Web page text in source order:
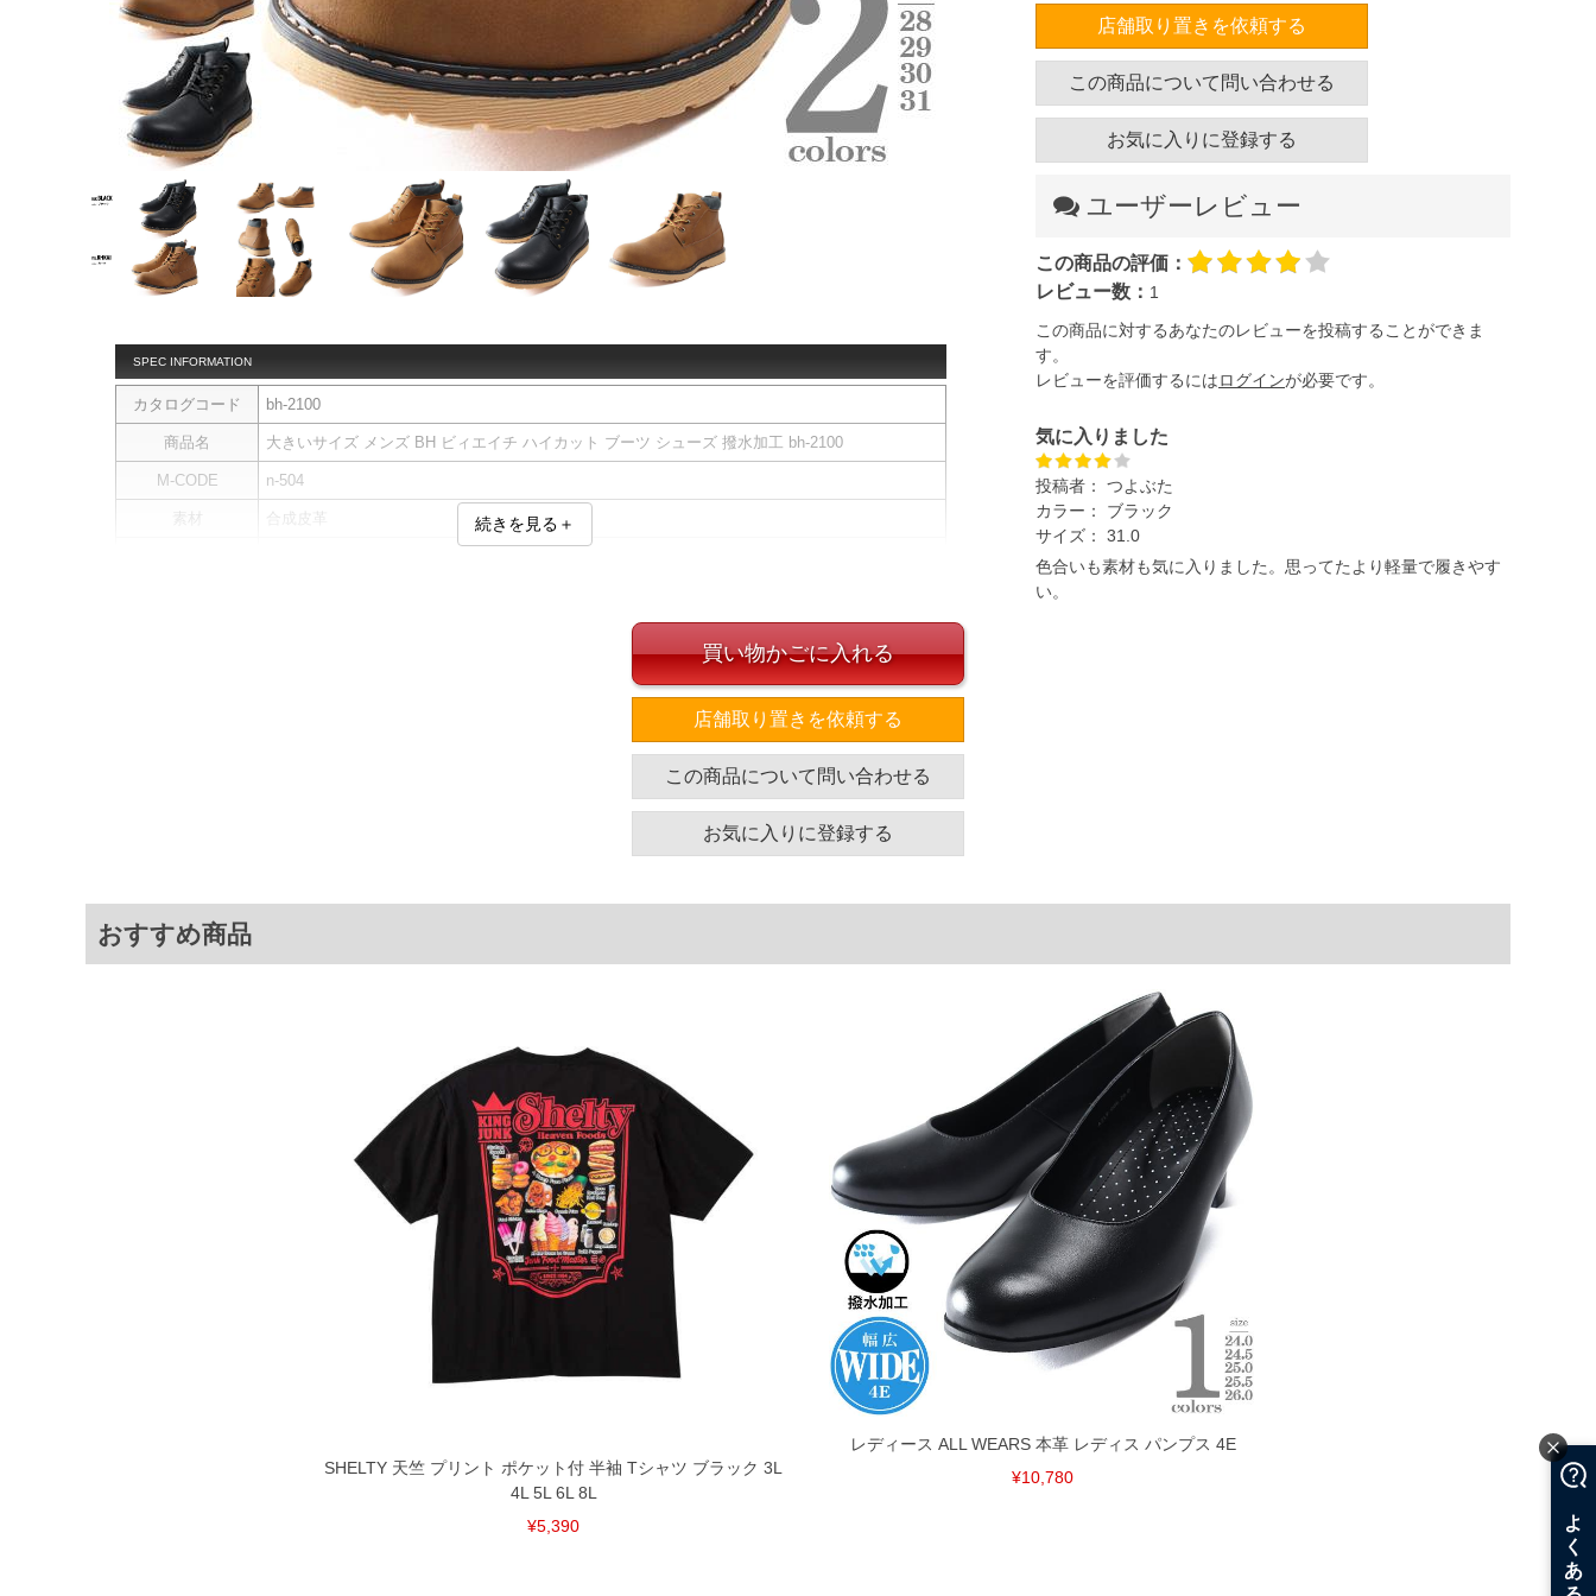
SPEC INFORMATION
カタログコード bh-2100
商品名 大きいサイズ メンズ BH ビィエイチ ハイカット ブーツ シューズ 撥水加工 bh-2100
M-CODE n-504
合成皮革
単位はcm
※上記サイズが実際の商品に付いているタグのサイズ表記と異なる場合があります。お取り扱い前に
商品付属タグの記載もご確認下さい。
※当店での掲載商品は、実店鋪と在庫を共用しておりますので店頭での売り違い、店舗からのお取り
※【ボトムの裾上げをご希望の場合】
裾上げ料金は500円+税となります。
備考欄に股下●cmとご記入下さい。（裾上げ無料対象商品は1本につき税込6,000円以上の品が対象。
1本5,999円以下の商品は有料（500円+税）となります。）
出荷まで約1週間～20日間程お時間を頂く場合がございます。
尚、裾上げした商品は返品・交換不可となりますので、予めご了承下さい。
一部、お直しに対応出来ない商品がございます。(例：裾にファスナーや調節ひもが付いている、極
端なデザインが施されている等)
返品交換希望の方は、商品到着後1週間以内にご連絡ください。
下着(肌着)やワイシャツは商品の性質上、返品交換不可とさせて頂いております。予めご了承くださ
続きを見る＋
店舗取り置きを依頼する
この商品について問い合わせる
お気に入りに登録する
ユーザーレビュー
この商品の評価：
レビュー数： 1
この商品に対するあなたのレビューを投稿することができま
す。
レビューを評価するにはログインが必要です。
気に入りました
投稿者：
つよぶた
カラー：
ブラック
サイズ：
31.0
色合いも素材も気に入りました。思ってたより軽量で履きやす
い。
買い物かごに入れる
店舗取り置きを依頼する
この商品について問い合わせる
お気に入りに登録する
おすすめ商品
SHELTY 天竺 プリント ポケット付 半袖 Tシャツ ブラック 3L
4L 5L 6L 8L
¥5,390
レディース ALL WEARS 本革 レディス パンプス 4E
¥10,780